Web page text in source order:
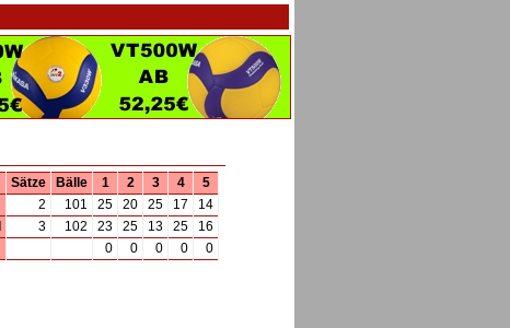
Sätze Bälle 1 2 3 4
5
2 101 25 20 25 17
14
3 102 23 25 13 25
16
0 0 0 0 0